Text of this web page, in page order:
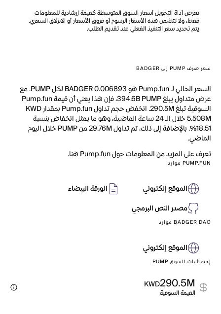
تعرض أداة التحويل أسعار السوق المتوسطة كقيمة إرشادية للمعلومات
فقط، ولا تتضمن هذه الأسعار الرسوم أو فروق الأسعار أو الانزلاق السعري.
يتم تحديد سعر التنفيذ الفعلي عند تقديم الطلب.
سعر صرف PUMP إلى BADGER
السعر الحالي لـ Pump.fun هو BADGER 0.006893 لكل PUMP. مع
عرض متداول يبلغ 394.6B PUMP، فإن هذا يعني أن قيمة Pump.fun
السوقية تبلغ 290.5M. انخفض حجم تداول Pump.fun بمقدار KWD
5.508M خلال الـ 24 ساعة الماضية، وهو ما يمثل انخفاض بنسبة
18.51%. بالإضافة إلى ذلك، تم تداول 29.76M من PUMP خلال اليوم
الماضي.
تعرف على المزيد من المعلومات حول Pump.fun هنا.
PUMP.FUN موارد
الموقع إلكتروني
الورقة البيضاء
مصدر النص البرمجي
BADGER DAO موارد
الموقع إلكتروني
إحصائيات السوق PUMP
290.5M
KWD
القيمة السوقية